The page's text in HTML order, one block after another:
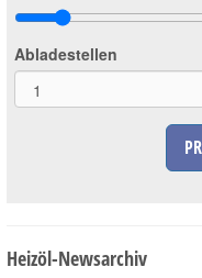
Abladestellen
Heizöl-Newsarchiv